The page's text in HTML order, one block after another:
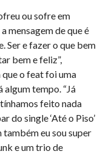
ou sofre em
mensagem de que é
Ser e fazer o que bem
bem e feliz”,
o feat foi uma
algum tempo. “Já
feito nada
do single ‘Até o Piso’
também eu sou super
e um trio de